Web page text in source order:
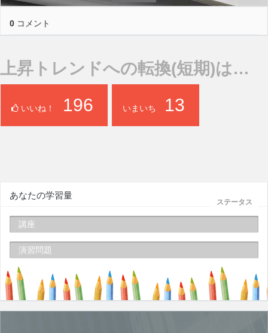
0 コメント
上昇トレンドへの転換(短期)は…
いいね！ 196 いまいち 13
ステータス
あなたの学習量
講座
演習問題